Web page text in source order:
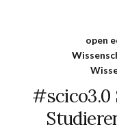
open
#scico3.0